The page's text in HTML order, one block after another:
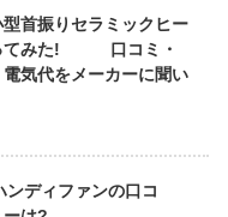
首振りセラミックヒー
てみた! 口コミ・
気代をメーカーに聞い
ンディファンの口コ